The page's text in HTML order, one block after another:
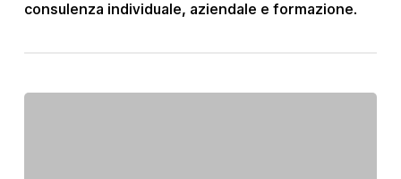
consulenza individuale, aziendale e formazione.